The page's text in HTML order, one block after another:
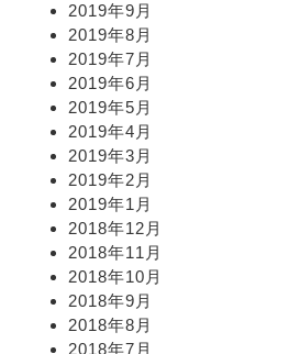
2019年9月
2019年8月
2019年7月
2019年6月
2019年5月
2019年4月
2019年3月
2019年2月
2019年1月
2018年12月
2018年11月
2018年10月
2018年9月
2018年8月
2018年7月